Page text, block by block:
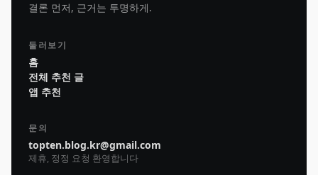
결론 먼저, 근거는 투명하게.
둘러보기
홈
전체 추천 글
앱 추천
문의
topten.blog.kr@gmail.com
제휴, 정정 요청 환영합니다